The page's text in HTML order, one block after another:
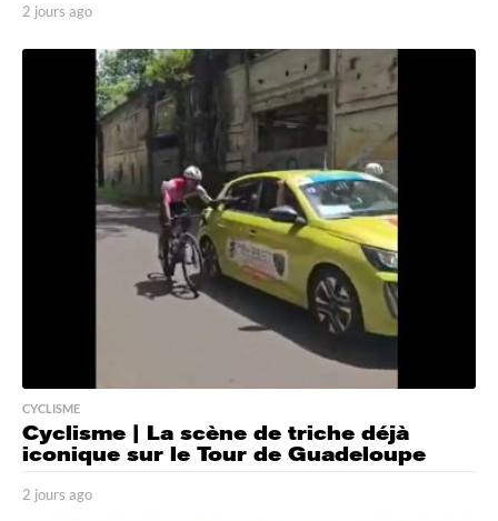
2 jours ago
o
u
r
s
a
o
CYCLISME
Cyclisme | La scène de triche déjà
iconique sur le Tour de Guadeloupe
2 jours ago